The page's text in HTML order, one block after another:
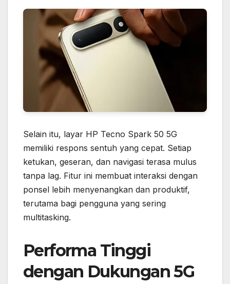
Selain itu, layar HP Tecno Spark 50 5G
memiliki respons sentuh yang cepat. Setiap
ketukan, geseran, dan navigasi terasa mulus
tanpa lag. Fitur ini membuat interaksi dengan
ponsel lebih menyenangkan dan produktif,
terutama bagi pengguna yang sering
multitasking.
Performa Tinggi
dengan Dukungan 5G